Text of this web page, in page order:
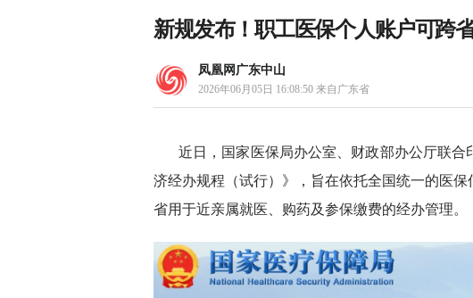
新规发布！职工医保个人账户可跨
凤凰网广东中山
2026年06月05日 16:08:50 来自广东省
近日，国家医保局办公室、财政部办公厅联
济经办规程（试行）》，旨在依托全国统一的医
省用于近亲属就医、购药及参保缴费的经办管理。